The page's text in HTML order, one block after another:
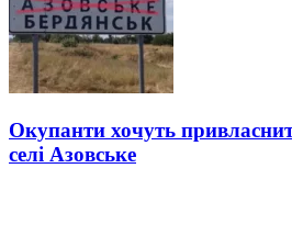
Окупанти хочуть
селі Азовське